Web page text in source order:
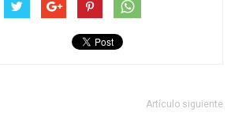
Artículo siguiente